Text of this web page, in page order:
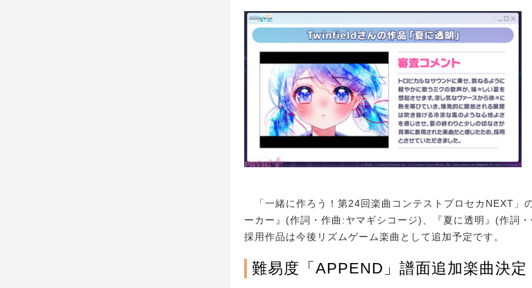
「一緒に作ろう！第24回楽曲コンテストプロセカNEXT」
ーカー』(作詞・作曲:ヤマギシコージ)、『夏に透明』(作詞
採用作品は今後リズムゲーム楽曲として追加予定です。
難易度「APPEND」譜面追加楽曲決定